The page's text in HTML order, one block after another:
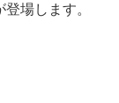
場します。